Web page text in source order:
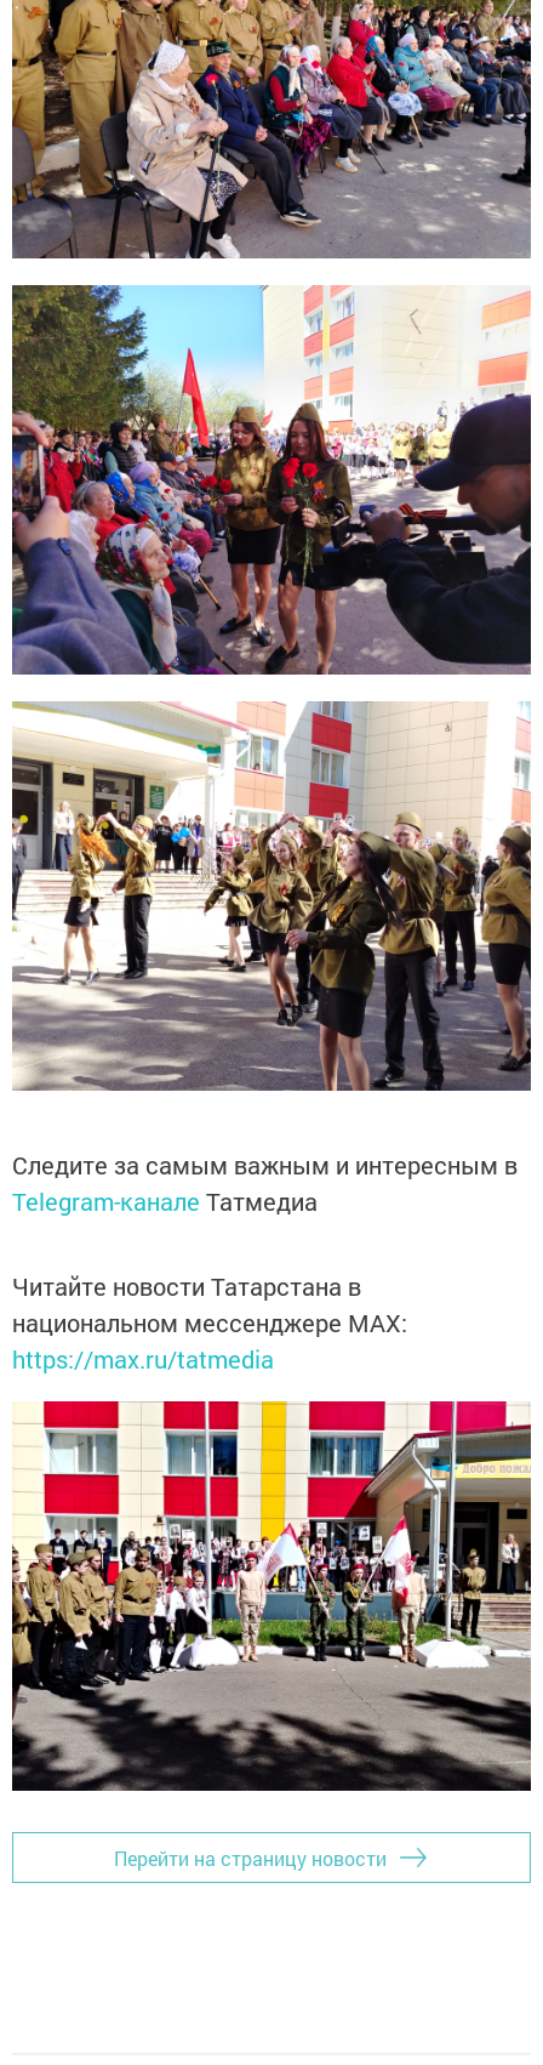
Следите за самым важным и интересным в
Telegram-канале Татмедиа
Читайте новости Татарстана в
национальном мессенджере MАХ:
https://max.ru/tatmedia
Перейти на страницу новости